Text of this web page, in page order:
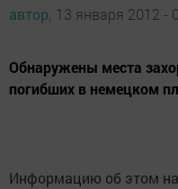
автор, 13 января 2012 -
Обнаружены места
погибших в немецком
Информацию об этом